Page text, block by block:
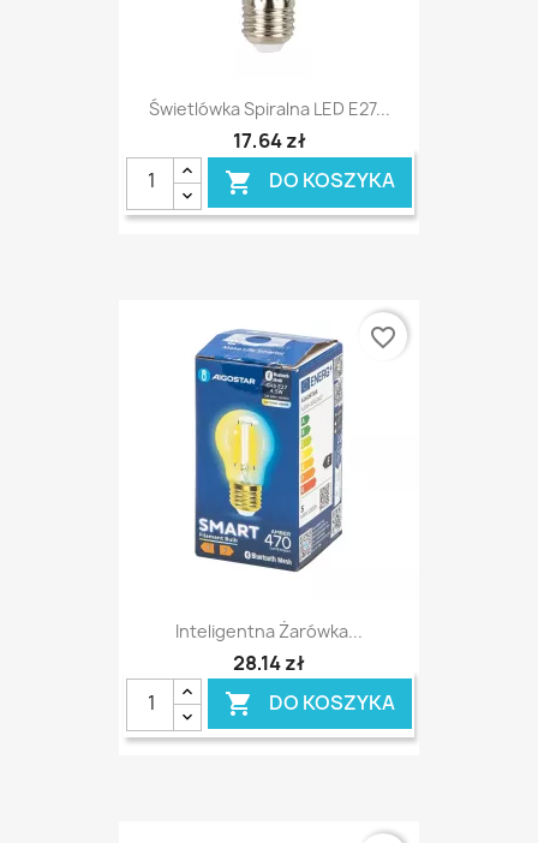
Świetlówka Spiralna LED E27...
17,64 zł
 DO KOSZYKA
Inteligentna Żarówka...
28,14 zł
 DO KOSZYKA
favorite_border